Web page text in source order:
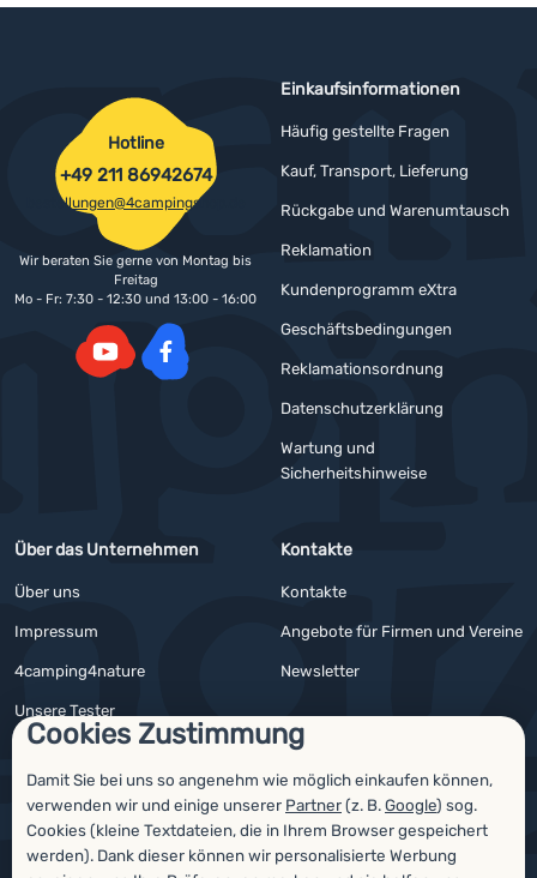
Cookies Zustimmung
Damit Sie bei uns so angenehm wie möglich einkaufen können,
verwenden wir und einige unserer Partner(z. B.Google) sog.
Cookies (kleine Textdateien, die in Ihrem Browser gespeichert
werden). Dank dieser können wir personalisierte Werbung
Einkaufsinformationen
Häufig gestellte Fragen
Kauf, Transport, Lieferung
Rückgabe und Warenumtausch
Reklamation
Kundenprogramm eXtra
Geschäftsbedingungen
Reklamationsordnung
Datenschutzerklärung
Wartung und
Sicherheitshinweise
Über das Unternehmen
Über uns
Impressum
4camping4nature
Unsere Tester
Kontakte
Kontakte
Angebote für Firmen und Vereine
Newsletter
Hotline
+49 211 86942674
bestellungen@4campingshop.de
Wir beraten Sie gerne von Montag bis
Freitag
Mo - Fr: 7:30 - 12:30 und 13:00 - 16:00
Auszeichnungen